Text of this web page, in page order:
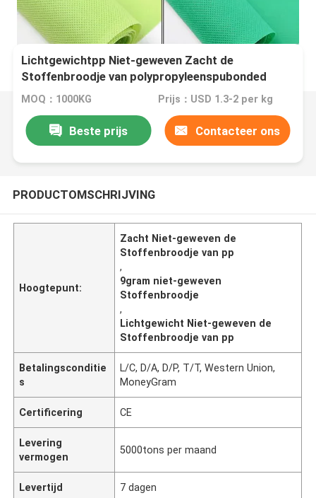
Lichtgewichtpp Niet-geweven Zacht de
Stoffenbroodje van polypropyleenspubonded
9gram
MOQ：1000KG Prijs：USD 1.3-2 per kg
Beste prijs Contacteer ons
PRODUCTOMSCHRIJVING
Hoogtepunt:
Zacht Niet-geweven de
Stoffenbroodje van pp
,
9gram niet-geweven
Stoffenbroodje
,
Lichtgewicht Niet-geweven de
Stoffenbroodje van pp
Betalingsconditie
s
L/C, D/A, D/P, T/T, Western Union,
MoneyGram
Certificering CE
Levering
vermogen
5000tons per maand
Levertijd 7 dagen